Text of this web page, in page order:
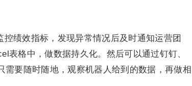
绩效指标，发现异常情况后及时通知运营团
表格中，做数据持久化。然后可以通过钉钉、
要随时随地，观察机器人给到的数据，再做相